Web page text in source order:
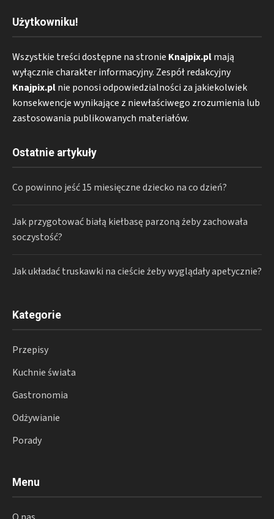
Użytkowniku!
Wszystkie treści dostępne na stronie Knajpix.plmają
wyłącznie charakter informacyjny. Zespół redakcyjny
Knajpix.plnie ponosi odpowiedzialności za jakiekolwiek
konsekwencje wynikające z niewłaściwego zrozumienia lub
zastosowania publikowanych materiałów.
Ostatnie artykuły
Co powinno jeść 15 miesięczne dziecko na co dzień?
Jak przygotować białą kiełbasę parzoną żeby zachowała
soczystość?
Jak układać truskawki na cieście żeby wyglądały apetycznie?
Kategorie
Przepisy
Kuchnie świata
Gastronomia
Odżywianie
Porady
Menu